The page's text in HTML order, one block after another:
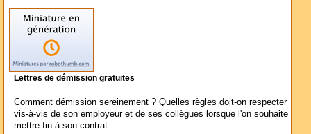
Lettres de démission gratuites
Comment démission sereinement ? Quelles règles doit-on respecter
vis-à-vis de son employeur et de ses collègues lorsque l'on souhaite
mettre fin à son contrat...